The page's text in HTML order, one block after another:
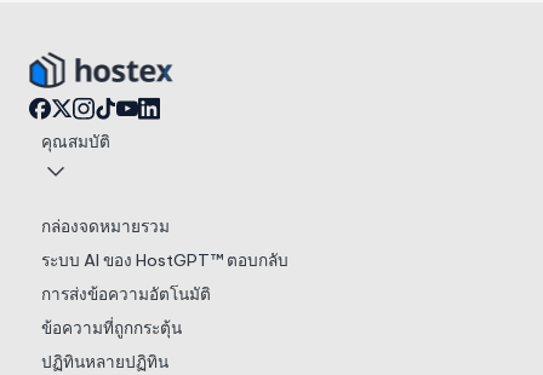
คุณสมบัติ
กล่องจดหมายรวม
ระบบ AI ของ HostGPT™ ตอบกลับ
การส่งข้อความอัตโนมัติ
ข้อความที่ถูกกระตุ้น
ปฏิทินหลายปฏิทิน